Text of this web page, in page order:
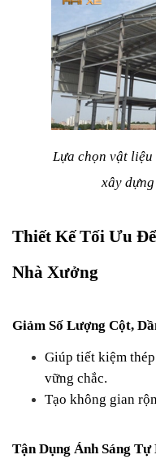
Lựa chọn vật
xây
Thiết Kế Tối Ưu
Nhà Xưởng
Giảm Số Lượng Cột,
Giúp tiết kiệm
vững chắc.
Tạo không gian
Tận Dụng Ánh Sáng Tự